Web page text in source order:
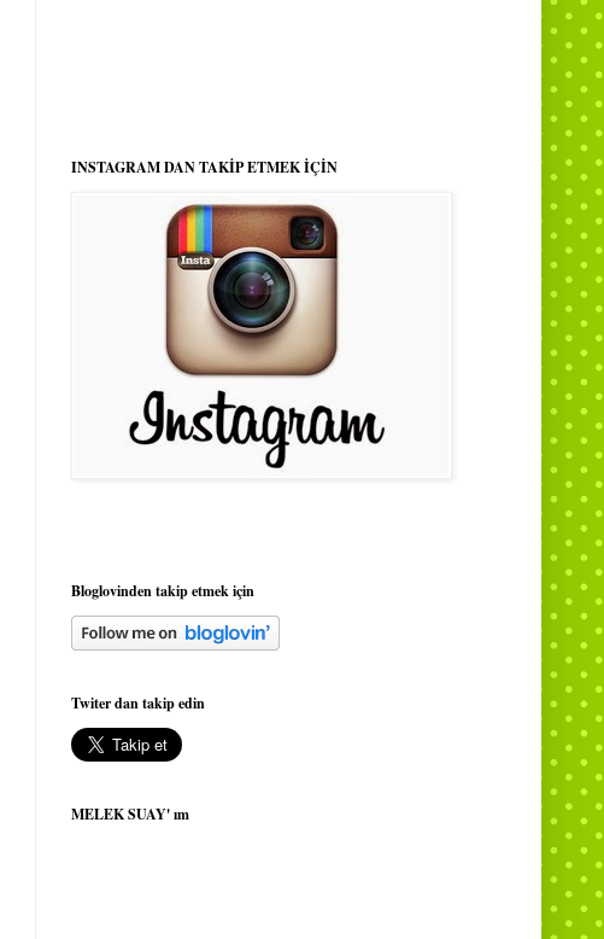
INSTAGRAM DAN TAKİP ETMEK İÇİN
Bloglovinden takip etmek için
Twiter dan takip edin
MELEK SUAY' ım